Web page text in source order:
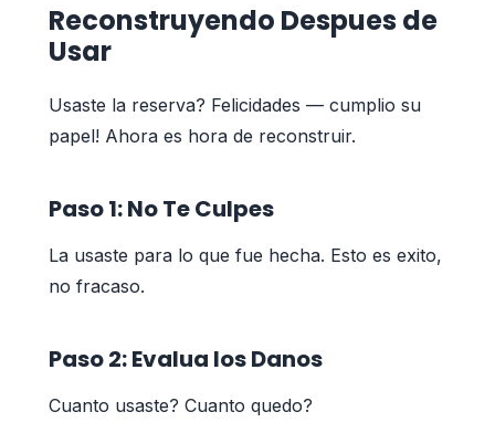
Reconstruyendo Despues de
Usar
Usaste la reserva? Felicidades — cumplio su
papel! Ahora es hora de reconstruir.
Paso 1: No Te Culpes
La usaste para lo que fue hecha. Esto es exito,
no fracaso.
Paso 2: Evalua los Danos
Cuanto usaste? Cuanto quedo?